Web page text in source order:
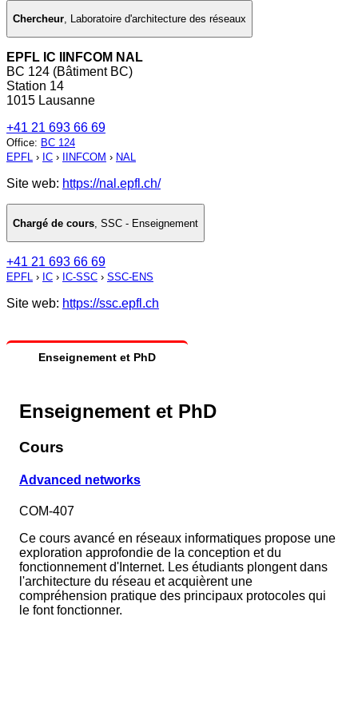
Chercheur, Laboratoire d'architecture des réseaux
EPFL IC IINFCOM NAL
BC 124 (Bâtiment BC)
Station 14
1015 Lausanne
+41 21 693 66 69
Office: BC 124
EPFL › IC › IINFCOM › NAL
Site web: https://nal.epfl.ch/
Chargé de cours SSC - Enseignement
+41 21 693 66 69
EPFL › IC › IC-SSC › SSC-ENS
Site web: https://ssc.epfl.ch
Enseignement et PhD
Enseignement et PhD
Cours
Advanced networks
COM-407
Ce cours avancé en réseaux informatiques propose une
exploration approfondie de la conception et du
fonctionnement d'Internet. Les étudiants plongent dans
l'architecture du réseau et acquièrent une
compréhension pratique des principaux protocoles qui
le font fonctionner.